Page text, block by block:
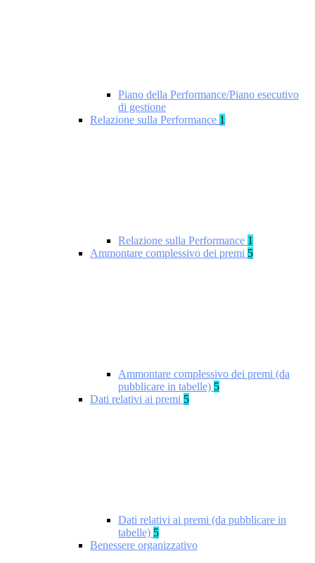
Piano della Performance/Piano esecutivo
di gestione
Relazione sulla Performance 1
Relazione sulla Performance 1
Ammontare complessivo dei premi 5
Ammontare complessivo dei premi (da
pubblicare in tabelle) 5
Dati relativi ai premi 5
Dati relativi ai premi (da pubblicare in
tabelle) 5
Benessere organizzativo